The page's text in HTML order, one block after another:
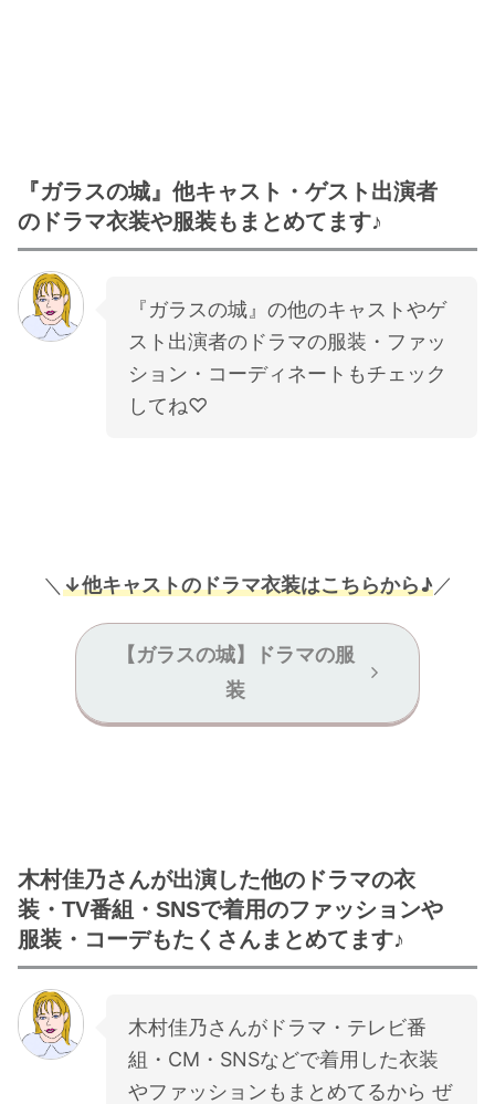
『ガラスの城』他キャスト・ゲスト出演者
のドラマ衣装や服装もまとめてます♪
『ガラスの城』の他のキャストやゲ
スト出演者のドラマの服装・ファッ
ション・コーディネートもチェック
してね♡
＼ ↓他キャストのドラマ衣装はこちらから♪／
【ガラスの城】ドラマの服
装
木村佳乃さんが出演した他のドラマの衣
装・TV番組・SNSで着用のファッションや
服装・コーデもたくさんまとめてます♪
木村佳乃さんがドラマ・テレビ番
組・CM・SNSなどで着用した衣装
やファッションもまとめてるから ぜ